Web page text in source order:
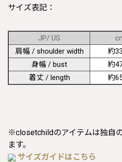
サイズ表記：
JP/ US
肩幅 / shoulder width
約
身幅 / bust
約
着丈 / length
約
※closetchildのアイテムは独自
ます。
サイズガイドはこちら